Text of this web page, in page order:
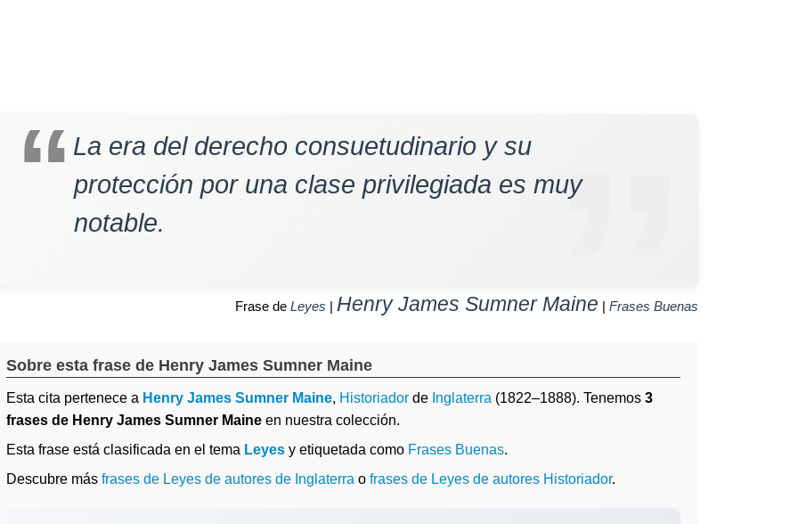
La era del derecho consuetudinario y su
protección por una clase privilegiada es muy
notable.
Frase de Leyes | Henry James Sumner Maine | Frases Buenas
Sobre esta frase de Henry James Sumner Maine
Esta cita pertenece a Henry James Sumner Maine, Historiador de Inglaterra (1822–1888). Tenemos 3
frases de Henry James Sumner Maine en nuestra colección.
Esta frase está clasificada en el tema Leyes y etiquetada como Frases Buenas.
Descubre más frases de Leyes de autores de Inglaterra o frases de Leyes de autores Historiador.